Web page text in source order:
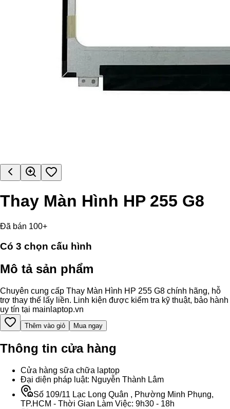
Thay Màn Hình HP 255 G8
Đã bán 100+
Có 3 chọn cấu hình
Mô tả sản phẩm
Chuyên cung cấp Thay Màn Hình HP 255 G8 chính hãng, hỗ
trợ thay thế lấy liền. Linh kiện được kiểm tra kỹ thuật, bảo hành
uy tín tại mainlaptop.vn
Thêm vào giỏ Mua ngay
Thông tin cửa hàng
Cửa hàng sữa chữa laptop
Đại diện pháp luật: Nguyễn Thành Lâm
Số 109/11 Lạc Long Quân , Phường Minh Phụng,
TP.HCM - Thời Gian Làm Việc: 9h30 - 18h